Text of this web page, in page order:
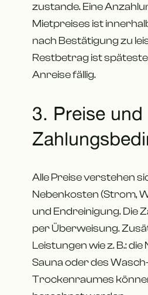
zustande. Eine
Mietpreises ist
nach Bestätigung zu
Restbetrag ist
Anreise fällig.
3. Preise und
Alle Preise verstehen
Nebenkosten (Strom,
und Endreinigung. Die
per Überweisung.
Leistungen wie z. B.:
Sauna oder des
Trockenraumes